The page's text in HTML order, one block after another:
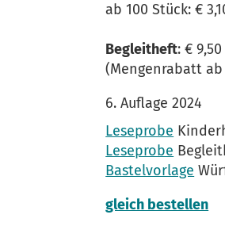
ab 100 Stück: €
Begleitheft: € 9,50
(Mengenrabatt ab
6. Auflage 2024
Leseprobe
Leseprobe
Bastelvorlage
gleich bestellen